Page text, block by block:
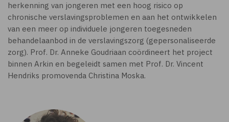
herkenning van jongeren met een hoog risico op
chronische verslavingsproblemen en aan het ontwikkelen
van een meer op individuele jongeren toegesneden
behandelaanbod in de verslavingszorg (gepersonaliseerde
zorg). Prof. Dr. Anneke Goudriaan coördineert het project
binnen Arkin en begeleidt samen met Prof. Dr. Vincent
Hendriks promovenda Christina Moska.